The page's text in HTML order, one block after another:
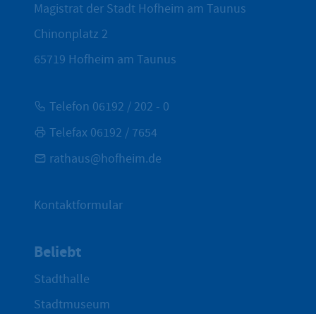
Magistrat der Stadt Hofheim am Taunus
Chinonplatz 2
65719 Hofheim am Taunus
Telefon 06192 / 202 - 0
Telefax 06192 / 7654
rathaus@hofheim.de
Kontaktformular
Beliebt
Stadthalle
Stadtmuseum